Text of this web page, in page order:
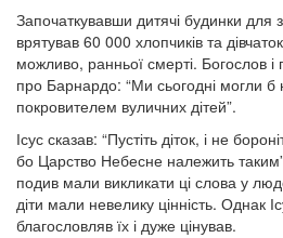
Започаткувавши дитячі будинки для
врятував 60 000 хлопчиків та
можливо, ранньої смерті. Богослов
про Барнардо: “Ми сьогодні могли б
покровителем вуличних дітей”.
Ісус сказав: “Пустіть діток, і не
бо Царство Небесне належить
подив мали викликати ці слова у
діти мали невелику цінність. Однак
благословляв їх і дуже цінував.